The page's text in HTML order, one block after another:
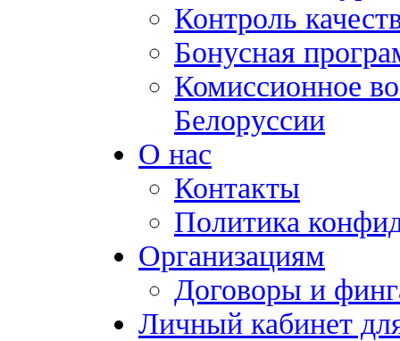
Контроль
Бонусная
Комиссионное
Белоруссии
О нас
Контакты
Политика
Организациям
Договоры и
Личный кабинет